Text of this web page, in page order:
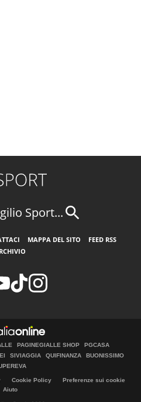
Sport...
MAPPA DEL SITO
FEED RSS
PAGINEGIALLE SHOP
PGCASA
SIVIAGGIA QUIFINANZA
BUONISSIMO
Cookie Policy
Preferenze sui cookie
Aiuto